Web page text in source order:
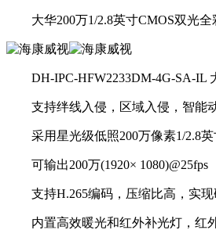
大华200万1/2.8英寸CMOS双光全
DH-IPC-HFW2233DM-4G-SA-IL 大
支持绊线入侵，区域入侵，智能
采用星光级低照200万像素1/2.8英
可输出200万(1920× 1080)@25fps
支持H.265编码，压缩比高，实现
内置高效暖光和红外补光灯，红